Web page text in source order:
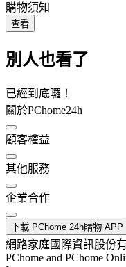
購物須知
查看
別人也看了
已經到底囉！
關於PChome24h
顧客權益
其他服務
企業合作
下載 PChome 24h購物 APP
網路家庭國際資訊股份
PChome and PChome